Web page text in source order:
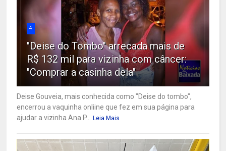
4
"Deise do Tombo" arrecada mais de
R$ 132 mil para vizinha com câncer:
"Comprar a casinha dela"
Deise Gouveia, mais conhecida como "Deise do tombo",
encerrou a vaquinha onliine que fez em sua página para
ajudar a vizinha Ana P...
Leia Mais